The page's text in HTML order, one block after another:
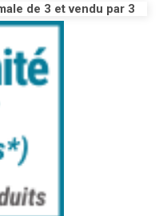
de 3 et vendu par 3